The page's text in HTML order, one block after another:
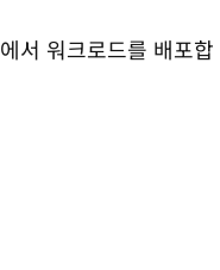
서 워크로드를 배포합